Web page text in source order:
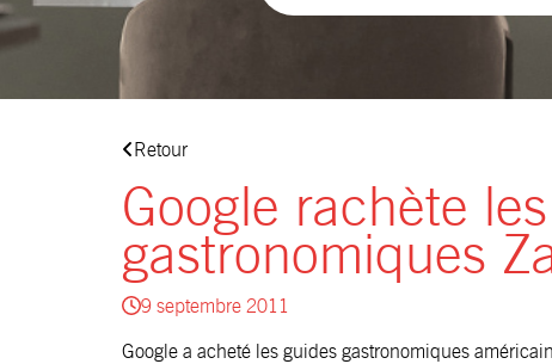
Retour
Google rachète
gastronomiques
9 septembre 2011
Google a acheté les guides gastronomiques